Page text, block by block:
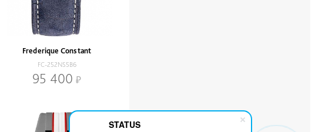
STATUS
Frederique Constant
FC-252NS5B6
95 400